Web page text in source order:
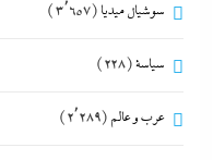
سوشيال ميديا (3٬657)
سياسة(228)
عرب و عالم (2٬289)